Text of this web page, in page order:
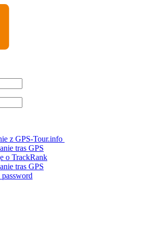
z GPS-Tour.info
tras GPS
o TrackRank
tras GPS